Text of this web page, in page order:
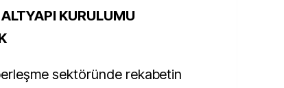
KURULUMU
sektöründe rekabetin